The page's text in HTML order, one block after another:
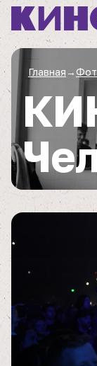
Главная →